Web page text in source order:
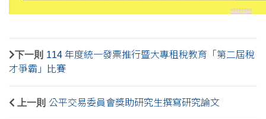
下一則 114 年度統一發票推行暨大專租稅教育「第二屆稅
才爭霸」比賽
上一則 公平交易委員會獎助研究生撰寫研究論文